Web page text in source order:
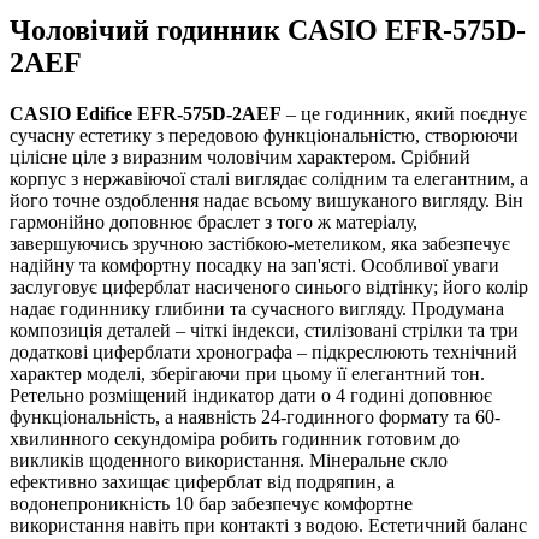
Чоловічий годинник CASIO EFR-575D-
2AEF
CASIO Edifice EFR-575D-2AEF – це годинник, який поєднує
сучасну естетику з передовою функціональністю, створюючи
цілісне ціле з виразним чоловічим характером. Срібний
корпус з нержавіючої сталі виглядає солідним та елегантним, а
його точне оздоблення надає всьому вишуканого вигляду. Він
гармонійно доповнює браслет з того ж матеріалу,
завершуючись зручною застібкою-метеликом, яка забезпечує
надійну та комфортну посадку на зап'ясті. Особливої уваги
заслуговує циферблат насиченого синього відтінку; його колір
надає годиннику глибини та сучасного вигляду. Продумана
композиція деталей – чіткі індекси, стилізовані стрілки та три
додаткові циферблати хронографа – підкреслюють технічний
характер моделі, зберігаючи при цьому її елегантний тон.
Ретельно розміщений індикатор дати о 4 годині доповнює
функціональність, а наявність 24-годинного формату та 60-
хвилинного секундоміра робить годинник готовим до
викликів щоденного використання. Мінеральне скло
ефективно захищає циферблат від подряпин, а
водонепроникність 10 бар забезпечує комфортне
використання навіть при контакті з водою. Естетичний баланс